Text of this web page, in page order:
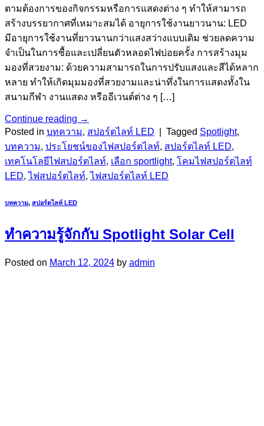
ตามต้องการของกิจกรรมหรือการแสดงต่าง ๆ ทำให้สามารถ
สร้างบรรยากาศที่เหมาะสมได้ อายุการใช้งานยาวนาน: LED
มีอายุการใช้งานที่ยาวนานกว่าแสงสว่างแบบเดิม ช่วยลดความ
จำเป็นในการซื้อและเปลี่ยนตัวหลอดไฟบ่อยครั้ง การสร้างมุม
มองที่สวยงาม: ด้วยความสามารถในการปรับแสงและสีได้หลาก
หลาย ทำให้เกิดมุมมองที่สวยงามและน่าทึ่งในการแสดงทั้งใน
สนามกีฬา งานแสดง หรืออีเวนต์ต่าง ๆ […]
Continue reading →
Posted in บทความ, สปอร์ตไลท์ LED Tagged Spotlight,
บทความ, ประโยชน์ของไฟสปอร์ตไลท์, สปอร์ตไลท์ LED,
เทคโนโลยีไฟสปอร์ตไลท์, เลือก sportlight, โคมไฟสปอร์ตไลท์
LED,ไฟสปอร์ตไลท์,ไฟสปอร์ตไลท์ LED
บทความ, สปอร์ตไลท์ LED
ทำความรู้จักกับ Spotlight Solar Cell
Posted on March 12, 2024 by admin